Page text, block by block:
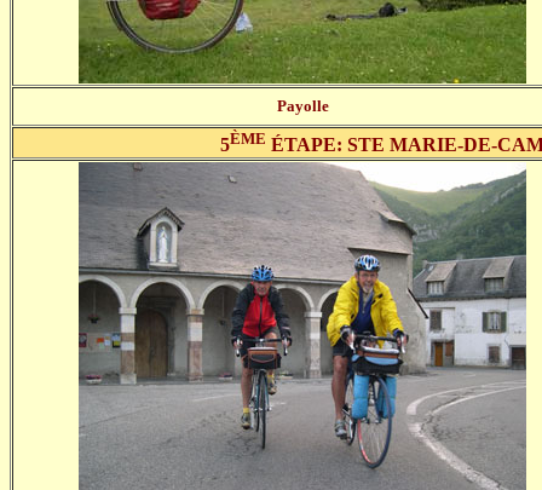
Payolle
5ÈME ÉTAPE: STE MARIE-DE-